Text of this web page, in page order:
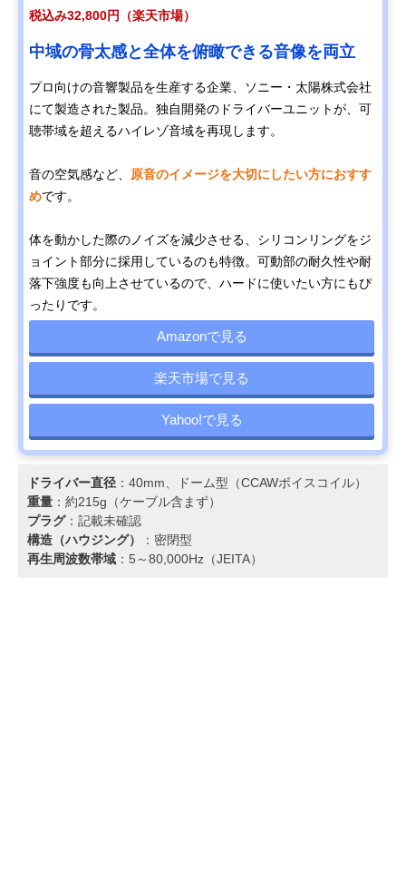
税込み32,800円（楽天市場）
中域の骨太感と全体を俯瞰できる音像を両立
プロ向けの音響製品を生産する企業、ソニー・太陽株式会社
にて製造された製品。独自開発のドライバーユニットが、可
聴帯域を超えるハイレゾ音域を再現します。
音の空気感など、 原音のイメージを大切にしたい方におすす
めです。
体を動かした際のノイズを減少させる、シリコンリングをジ
ョイント部分に採用しているのも特徴。可動部の耐久性や耐
落下強度も向上させているので、ハードに使いたい方にもぴ
ったりです。
Amazonで見る
楽天市場で見る
Yahoo!で見る
ドライバー直径 ：40mm、ドーム型（CCAWボイスコイル）
重量 ：約215g（ケーブル含まず）
プラグ：記載未確認
構造（ハウジング）
：密閉型
再生周波数帯域 ：5～80,000Hz（JEITA）